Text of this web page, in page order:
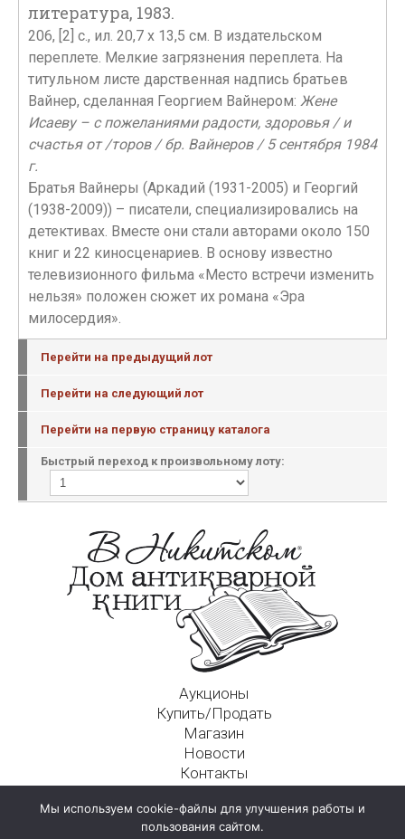
литература, 1983.
206, [2] с., ил. 20,7 х 13,5 см. В издательском
переплете. Мелкие загрязнения переплета. На
титульном листе дарственная надпись братьев
Вайнер, сделанная Георгием Вайнером: Жене
Исаеву – с пожеланиями радости, здоровья / и
счастья от /торов / бр. Вайнеров / 5 сентября 1984
г.
Братья Вайнеры (Аркадий (1931-2005) и Георгий
(1938-2009)) – писатели, специализировались на
детективах. Вместе они стали авторами около 150
книг и 22 киносценариев. В основу известно
телевизионного фильма «Место встречи изменить
нельзя» положен сюжет их романа «Эра
милосердия».
Перейти на предыдущий лот
Перейти на следующий лот
Перейти на первую страницу каталога
Быстрый переход к произвольному лоту:
Аукционы
Купить/Продать
Магазин
Новости
Контакты
125009, г. Москва, Никитский пер., д. 4а, стр. 1
Мы используем cookie-файлы для улучшения работы и
пользования сайтом.